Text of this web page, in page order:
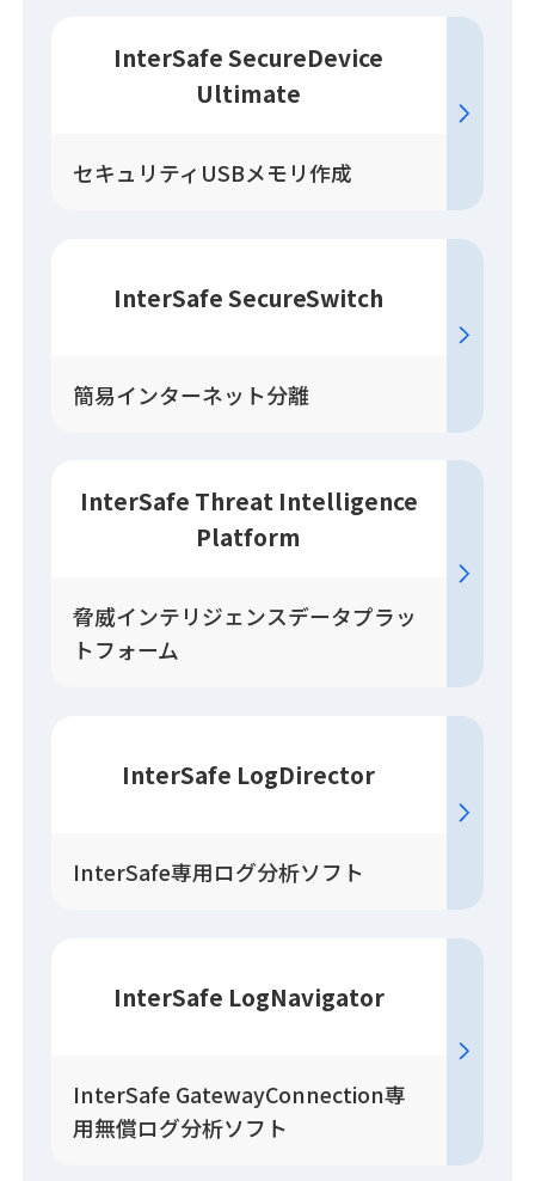
InterSafe SecureDevice
Ultimate
セキュリティUSBメモリ作成
InterSafe SecureSwitch
簡易インターネット分離
InterSafe Threat Intelligence
Platform
脅威インテリジェンスデータプラッ
トフォーム
InterSafe LogDirector
InterSafe専用ログ分析ソフト
InterSafe LogNavigator
InterSafe GatewayConnection専
用無償ログ分析ソフト